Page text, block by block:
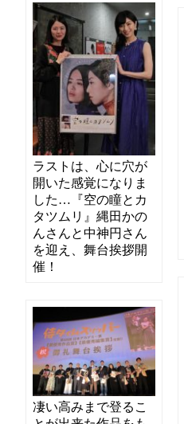
ラストは、心に穴が
開いた感覚になりま
した…『空の瞳とカ
タツムリ』縄田かの
んさんと中神円さん
を迎え、舞台挨拶開
催！
凄い高みまで登るこ